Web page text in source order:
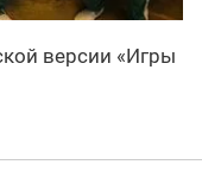
версии «Игры